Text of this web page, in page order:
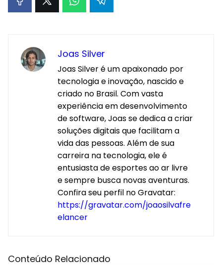
Joas Silver
Joas Silver é um apaixonado por
tecnologia e inovação, nascido e
criado no Brasil. Com vasta
experiência em desenvolvimento
de software, Joas se dedica a criar
soluções digitais que facilitam a
vida das pessoas. Além de sua
carreira na tecnologia, ele é
entusiasta de esportes ao ar livre
e sempre busca novas aventuras.
Confira seu perfil no Gravatar:
https://gravatar.com/joaosilvafre
elancer
Conteúdo Relacionado